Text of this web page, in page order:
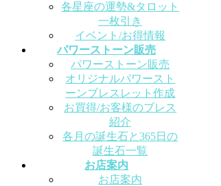
各星座の運勢&タロット
一枚引き
イベント/お得情報
パワーストーン販売
パワーストーン販売
オリジナルパワースト
ーンブレスレット作成
お買得/お客様のブレス
紹介
各月の誕生石と365日の
誕生石一覧
お店案内
お店案内